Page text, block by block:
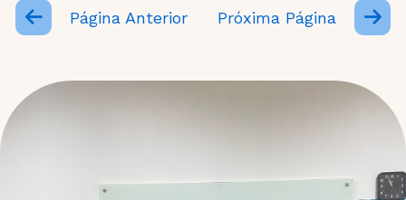
Página Anterior Próxima Página